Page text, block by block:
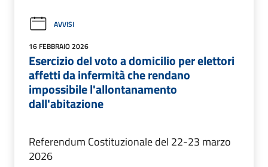
AVVISI
16 FEBBRAIO 2026
Esercizio del voto a domicilio per elettori
affetti da infermità che rendano
impossibile l'allontanamento
dall'abitazione
Referendum Costituzionale del 22-23 marzo
2026